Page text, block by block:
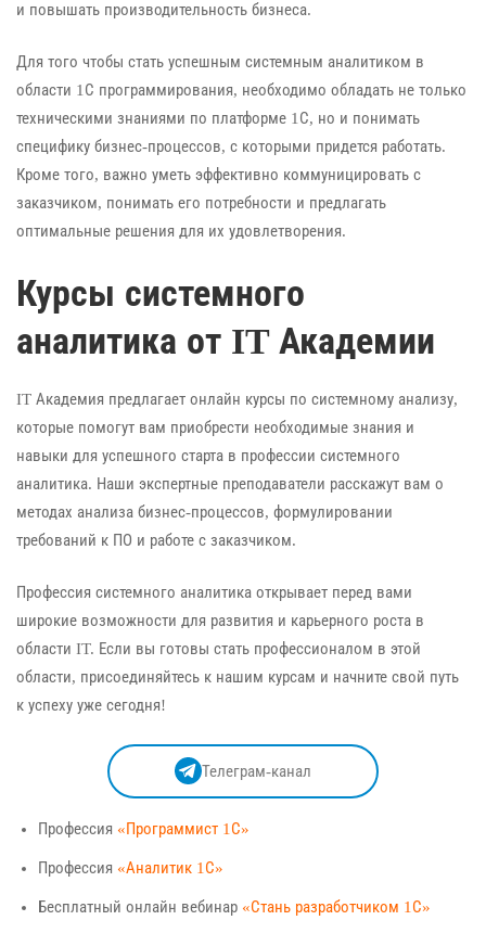
и повышать производительность бизнеса.
Для того чтобы стать успешным системным аналитиком в
области 1С программирования, необходимо обладать не только
техническими знаниями по платформе 1С, но и понимать
специфику бизнес-процессов, с которыми придется работать.
Кроме того, важно уметь эффективно коммуницировать с
заказчиком, понимать его потребности и предлагать
оптимальные решения для их удовлетворения.
Курсы системного
аналитика от IT Академии
IT Академия предлагает онлайн курсы по системному анализу,
которые помогут вам приобрести необходимые знания и
навыки для успешного старта в профессии системного
аналитика. Наши экспертные преподаватели расскажут вам о
методах анализа бизнес-процессов, формулировании
требований к ПО и работе с заказчиком.
Профессия системного аналитика открывает перед вами
широкие возможности для развития и карьерного роста в
области IT. Если вы готовы стать профессионалом в этой
области, присоединяйтесь к нашим курсам и начните свой путь
к успеху уже сегодня!
Телеграм-канал
Профессия «Программист 1С»
Профессия «Аналитик 1С»
Бесплатный онлайн вебинар «Стань разработчиком 1С»